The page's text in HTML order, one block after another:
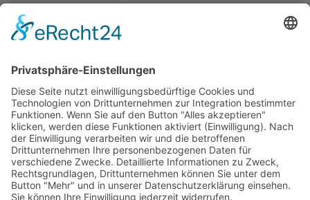
realisieren
Finden Sie jetzt heraus ob unsere "Outlook im
Web - Grundlagen"-Schulung das Richtige für Sie
ist. >>